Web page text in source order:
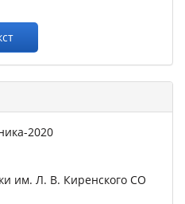
2020
им. Л. В. Киренского СО